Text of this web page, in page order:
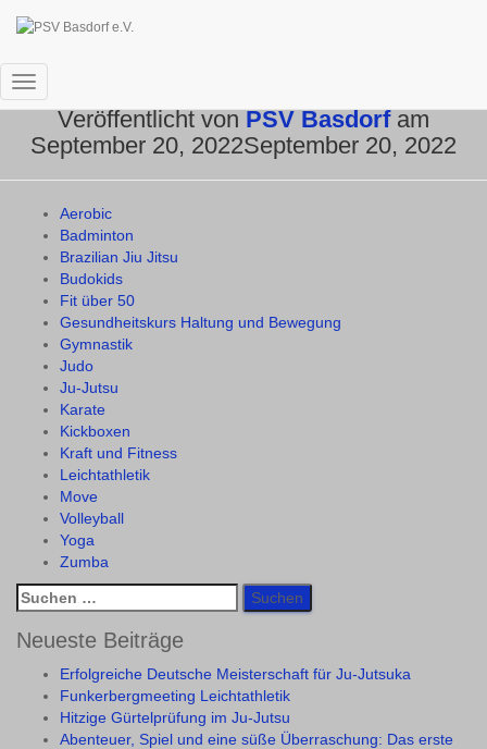
Navigation umschalten
Veröffentlicht vonPSV Basdorfam
September 20, 2022September 20, 2022
Aerobic
Badminton
Brazilian Jiu Jitsu
Budokids
Fit über 50
Gesundheitskurs Haltung und Bewegung
Gymnastik
Judo
Ju-Jutsu
Karate
Kickboxen
Kraft und Fitness
Leichtathletik
Move
Volleyball
Yoga
Zumba
Suchen
nach:
Neueste Beiträge
Erfolgreiche Deutsche Meisterschaft für Ju-Jutsuka
Funkerbergmeeting Leichtathletik
Hitzige Gürtelprüfung im Ju-Jutsu
Abenteuer, Spiel und eine süße Überraschung: Das erste